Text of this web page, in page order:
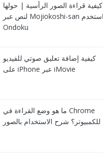
كيفية قراءة الصور الرأسية | حولها
لنص عبر Mojiokoshi-san واستخدم
Ondoku
كيفية إضافة تعليق صوتي للفيديو
على iPhone عبر iMovie
ما هو وضع القراءة في Chrome
للكمبيوتر؟ شرح الاستخدام بالصور